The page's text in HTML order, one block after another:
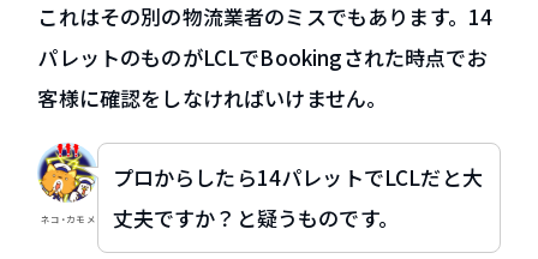
これはその別の物流業者のミスでもあります。14
パレットのものがLCLでBookingされた時点でお
客様に確認をしなければいけません。
ネコ・カモメ
プロからしたら14パレットでLCLだと大
丈夫ですか？と疑うものです。